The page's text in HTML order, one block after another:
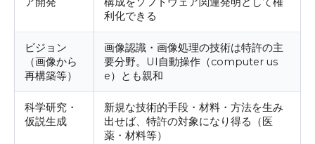
利化できる
ビジョン
（画像から
再構築等）
画像認識・画像処理の技術は特許の主
要分野。UI自動操作（computer us
e）とも親和
科学研究・
仮説生成
新規な技術的手段・材料・方法を生み
出せば、特許の対象になり得る（医
薬・材料等）